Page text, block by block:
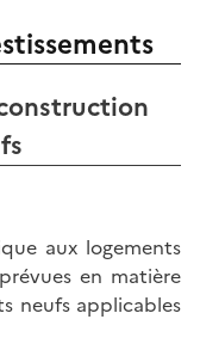
aux logements
en matière
neufs applicables